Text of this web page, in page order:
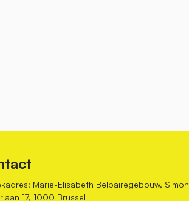
Marie-Elisabeth Belpairegebouw, Simon
17, 1000 Brussel